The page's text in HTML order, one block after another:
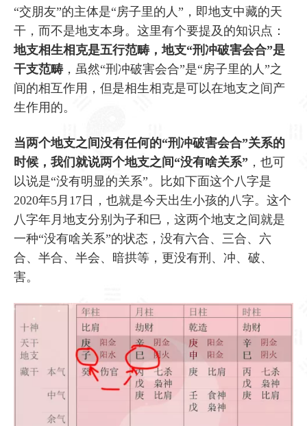
“交朋友”的主体是“房子里的人”，即地支中藏的天
干，而不是地支本身。这里有个要提及的知识点：
地支相生相克是五行范畴，地支“刑冲破害会合”是
干支范畴 ，虽然“刑冲破害会合”是“房子里的人”之
间的相互作用，但是相生相克是可以在地支之间产
生作用的。
当两个地支之间没有任何的“刑冲破害会合”关系的
时候，我们就说两个地支之间“没有啥关系” ，也可
以说是“没有明显的关系”。比如下面这个八字是
2020年5月17日，也就是今天出生小孩的八字。这个
八字年月地支分别为子和巳，这两个地支之间就是
一种“没有啥关系”的状态，没有六合、三合、六
合、半合、半会、暗拱等，更没有刑、冲、破、
害。